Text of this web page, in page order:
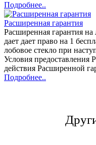
Подробнее..
Расширенная гарантия
Расширенная гарантия
дает дает право на 1
лобовое стекло при
Условия предоставления
действия Расширенной
Подробнее..